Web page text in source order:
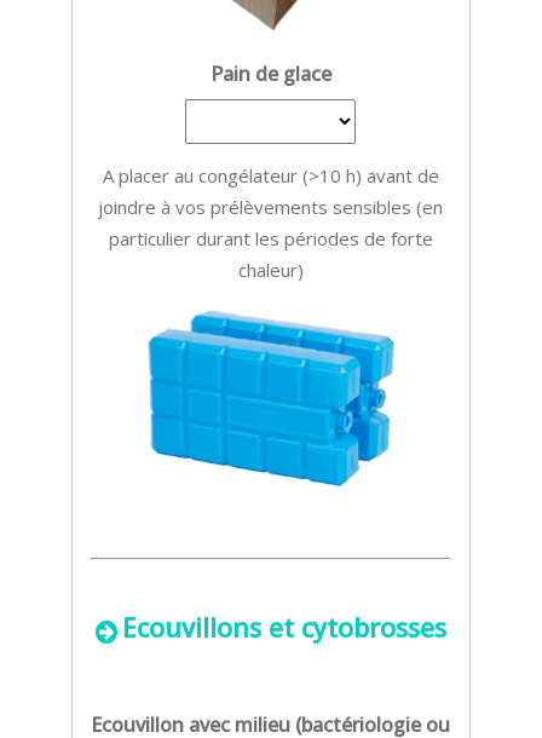
Pain de glace
A placer au congélateur (>10 h) avant de
joindre à vos prélèvements sensibles (en
particulier durant les périodes de forte
chaleur)
Ecouvillons et cytobrosses
Ecouvillon avec milieu (bactériologie ou